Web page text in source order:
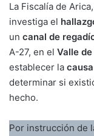
La Fiscalía de
investiga el
un canal de
A-27, en el Valle
establecer la
determinar si
hecho.
Por instrucción de